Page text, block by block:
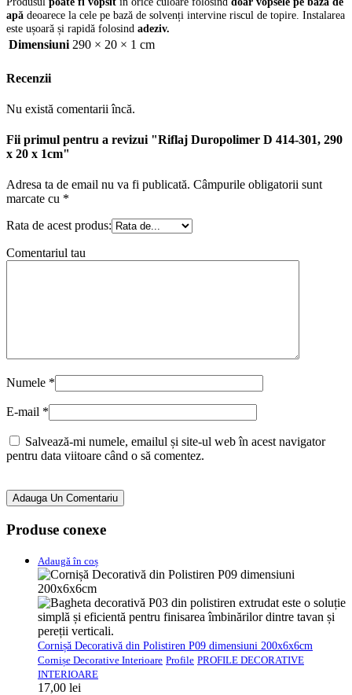
apă deoarece la cele pe bază de solvenți intervine riscul de topire. Instalarea
este ușoară și rapidă folosind adeziv.
Dimensiuni 290 × 20 × 1 cm
Recenzii
Nu există comentarii încă.
Fii primul pentru a revizui "Riflaj Duropolimer D 414-301, 290
x 20 x 1cm"
Adresa ta de email nu va fi publicată. Câmpurile obligatorii sunt
marcate cu *
Rata de acest produs:
Comentariul tau
Numele *
E-mail *
Salvează-mi numele, emailul și site-ul web în acest navigator
pentru data viitoare când o să comentez.
Adauga Un Comentariu
Produse conexe
Adaugă în coș
Cornișă Decorativă din Polistiren P09 dimensiuni 200x6x6cm
Cornișe Decorative Interioare Profile PROFILE DECORATIVE
INTERIOARE
17,00 lei